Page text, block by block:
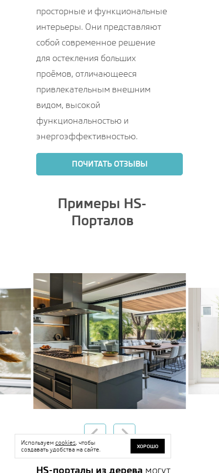
Используем cookies, чтобы
создавать удобства на сайте.
ХОРОШО
просторные и функциональные
интерьеры. Они представляют
собой современное решение
для остекления больших
проёмов, отличающееся
привлекательным внешним
видом, высокой
функциональностью и
энергоэффективностью.
ПОЧИТАТЬ ОТЗЫВЫ
Примеры HS-
Порталов
HS-порталы из дерева могут